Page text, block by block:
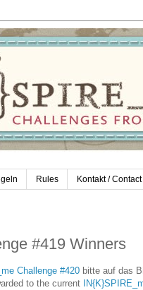
Rules Kontakt / Contact
#419 Winners
Challenge #420 bitte auf das
to the current